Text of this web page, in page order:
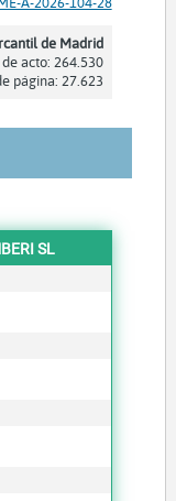
de Madrid
acto: 264.530
página: 27.623
SL